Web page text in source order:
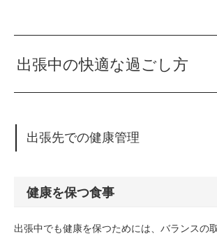
出張中の快適な過ごし方
出張先での健康管理
健康を保つ食事
出張中でも健康を保つためには、バランスの